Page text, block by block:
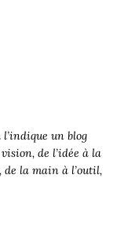
un blog
de l’idée à la
la main à l’outil,